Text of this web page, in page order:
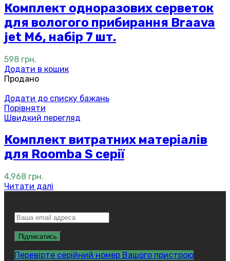
Комплект одноразових серветок
для вологого прибирання Braava
jet M6, набір 7 шт.
598 грн.
Додати в кошик
Продано
Додати до списку бажань
Порівняти
Швидкий перегляд
Комплект витратних матеріалів
для Roomba S серії
4,968 грн.
Читати далі
Перевірте серійний номер Вашого пристрою